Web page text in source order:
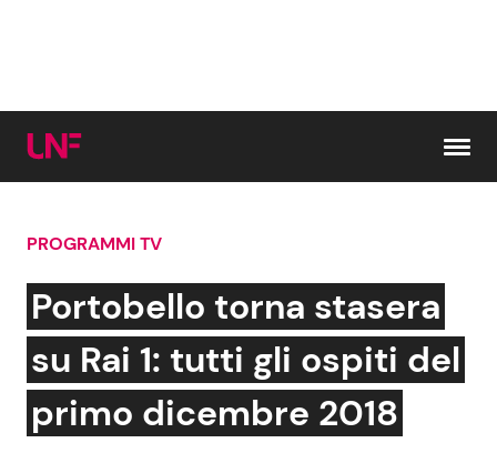
Cerca:
News e Cronaca
Attualità Italiana
Gossip e TV
Bellezze VIP
PROGRAMMI TV
Portobello torna stasera
su Rai 1: tutti gli ospiti del
primo dicembre 2018